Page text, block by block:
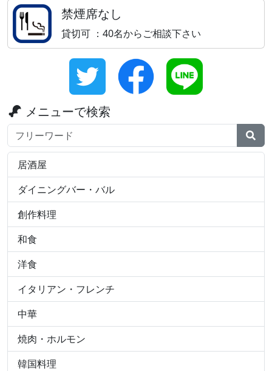
禁煙席なし
貸切可 ：40名からご相談下さい
メニューで検索
検索ワード
居酒屋
ダイニングバー・バル
創作料理
和食
洋食
イタリアン・フレンチ
中華
焼肉・ホルモン
韓国料理